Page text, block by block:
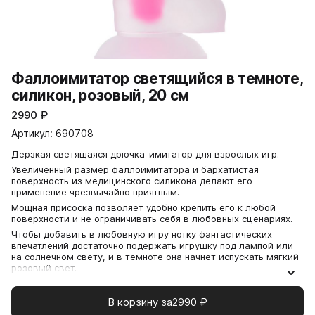
Фаллоимитатор светящийся в темноте,
силикон, розовый, 20 см
2990 ₽
Артикул: 690708
Дерзкая светящаяся дрючка-имитатор для взрослых игр.
Увеличенный размер фаллоимитатора и бархатистая
поверхность из медицинского силикона делают его
применение чрезвычайно приятным.
Мощная присоска позволяет удобно крепить его к любой
поверхности и не ограничивать себя в любовных сценариях.
Чтобы добавить в любовную игру нотку фантастических
впечатлений достаточно подержать игрушку под лампой или
на солнечном свету, и в темноте она начнет испускать мягкий
розовый свет.
В корзину за2990 ₽